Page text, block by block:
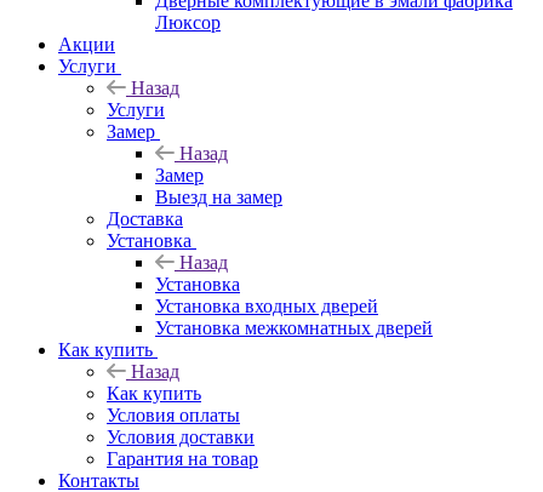
Люксор
Акции
Услуги
Назад
Услуги
Замер
Назад
Замер
Выезд на замер
Доставка
Установка
Назад
Установка
Установка входных дверей
Установка межкомнатных дверей
Как купить
Назад
Как купить
Условия оплаты
Условия доставки
Гарантия на товар
Контакты